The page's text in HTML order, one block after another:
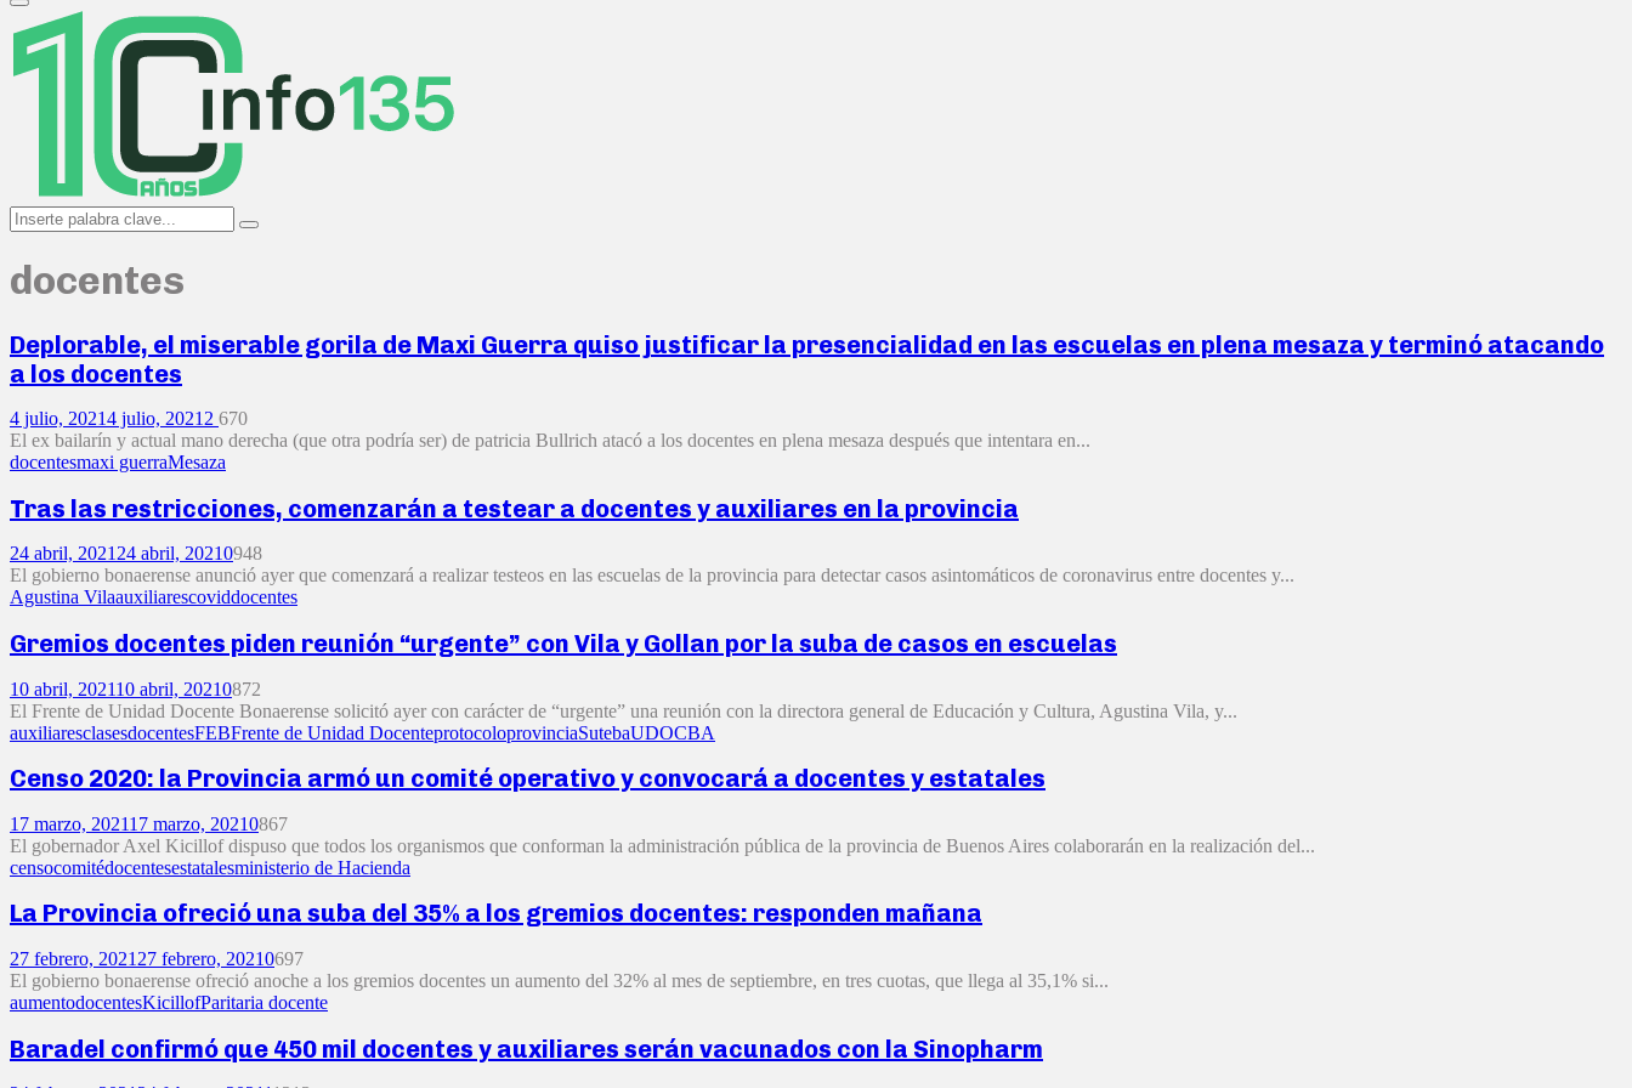
Primary
Menu
Search
for:
Search
docentes
Deplorable, el miserable gorila de Maxi Guerra quiso justificar la presencialidad en las escuelas en plena mesaza y terminó atacando
a los docentes
4 julio, 20214 julio, 2021 2 670
El ex bailarín y actual mano derecha (que otra podría ser) de patricia Bullrich atacó a los docentes en plena mesaza después que intentara en...
docentesmaxi guerraMesaza
Tras las restricciones, comenzarán a testear a docentes y auxiliares en la provincia
24 abril, 202124 abril, 20210948
El gobierno bonaerense anunció ayer que comenzará a realizar testeos en las escuelas de la provincia para detectar casos asintomáticos de coronavirus entre docentes y...
Agustina Vilaauxiliarescoviddocentes
Gremios docentes piden reunión “urgente” con Vila y Gollan por la suba de casos en escuelas
10 abril, 202110 abril, 20210872
El Frente de Unidad Docente Bonaerense solicitó ayer con carácter de “urgente” una reunión con la directora general de Educación y Cultura, Agustina Vila, y...
auxiliaresclasesdocentesFEBFrente de Unidad DocenteprotocoloprovinciaSutebaUDOCBA
Censo 2020: la Provincia armó un comité operativo y convocará a docentes y estatales
17 marzo, 202117 marzo, 20210867
El gobernador Axel Kicillof dispuso que todos los organismos que conforman la administración pública de la provincia de Buenos Aires colaborarán en la realización del...
censocomitédocentesestatalesministerio de Hacienda
La Provincia ofreció una suba del 35% a los gremios docentes: responden mañana
27 febrero, 2021 27 febrero, 20210697
El gobierno bonaerense ofreció anoche a los gremios docentes un aumento del 32% al mes de septiembre, en tres cuotas, que llega al 35,1% si...
aumentodocentesKicillofParitaria docente
Baradel confirmó que 450 mil docentes y auxiliares serán vacunados con la Sinopharm